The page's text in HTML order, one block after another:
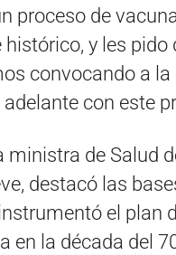
proceso de
histórico, y les pido
convocando a la
con este
ministra de Salud
destacó las
el plan
en la década del